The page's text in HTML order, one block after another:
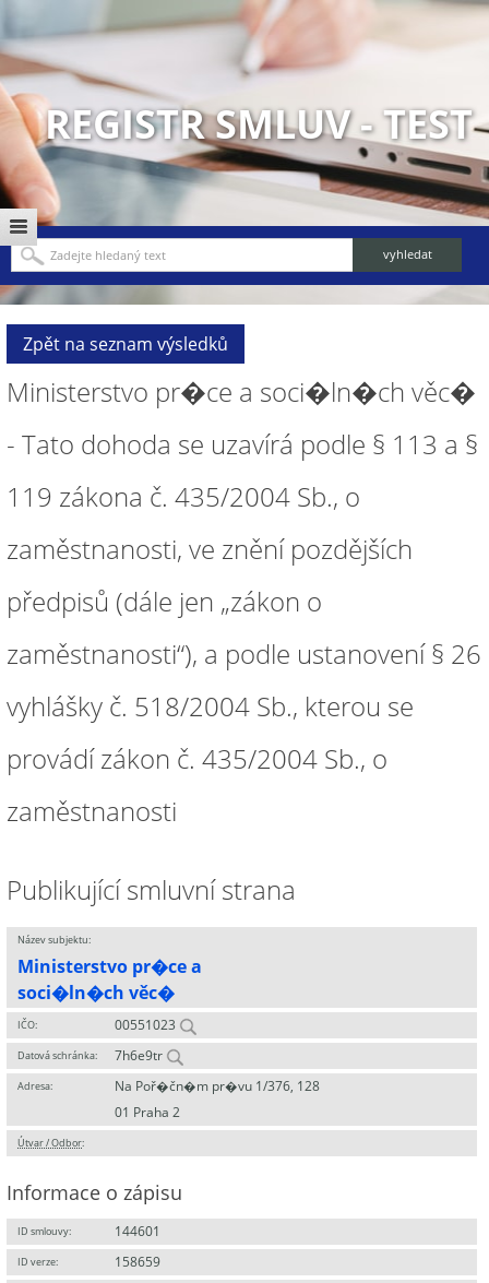
REGISTR SMLUV - TEST
Zpět na seznam výsledků
Ministerstvo pr�ce a soci�ln�ch věc�
- Tato dohoda se uzavírá podle § 113 a §
119 zákona č. 435/2004 Sb., o
zaměstnanosti, ve znění pozdějších
předpisů (dále jen „zákon o
zaměstnanosti“), a podle ustanovení § 26
vyhlášky č. 518/2004 Sb., kterou se
provádí zákon č. 435/2004 Sb., o
zaměstnanosti
Publikující smluvní strana
Název subjektu:
Ministerstvo pr�ce a
soci�ln�ch věc�
IČO: 00551023
Datová schránka: 7h6e9tr
Adresa:
Na Poř�čn�m pr�vu 1/376, 128
01 Praha 2
Útvar / Odbor:
Informace o zápisu
ID smlouvy: 144601
ID verze: 158659